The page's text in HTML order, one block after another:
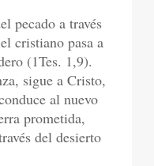
pecado a través
cristiano pasa a
(1Tes. 1,9).
sigue a Cristo,
al nuevo
prometida,
del desierto